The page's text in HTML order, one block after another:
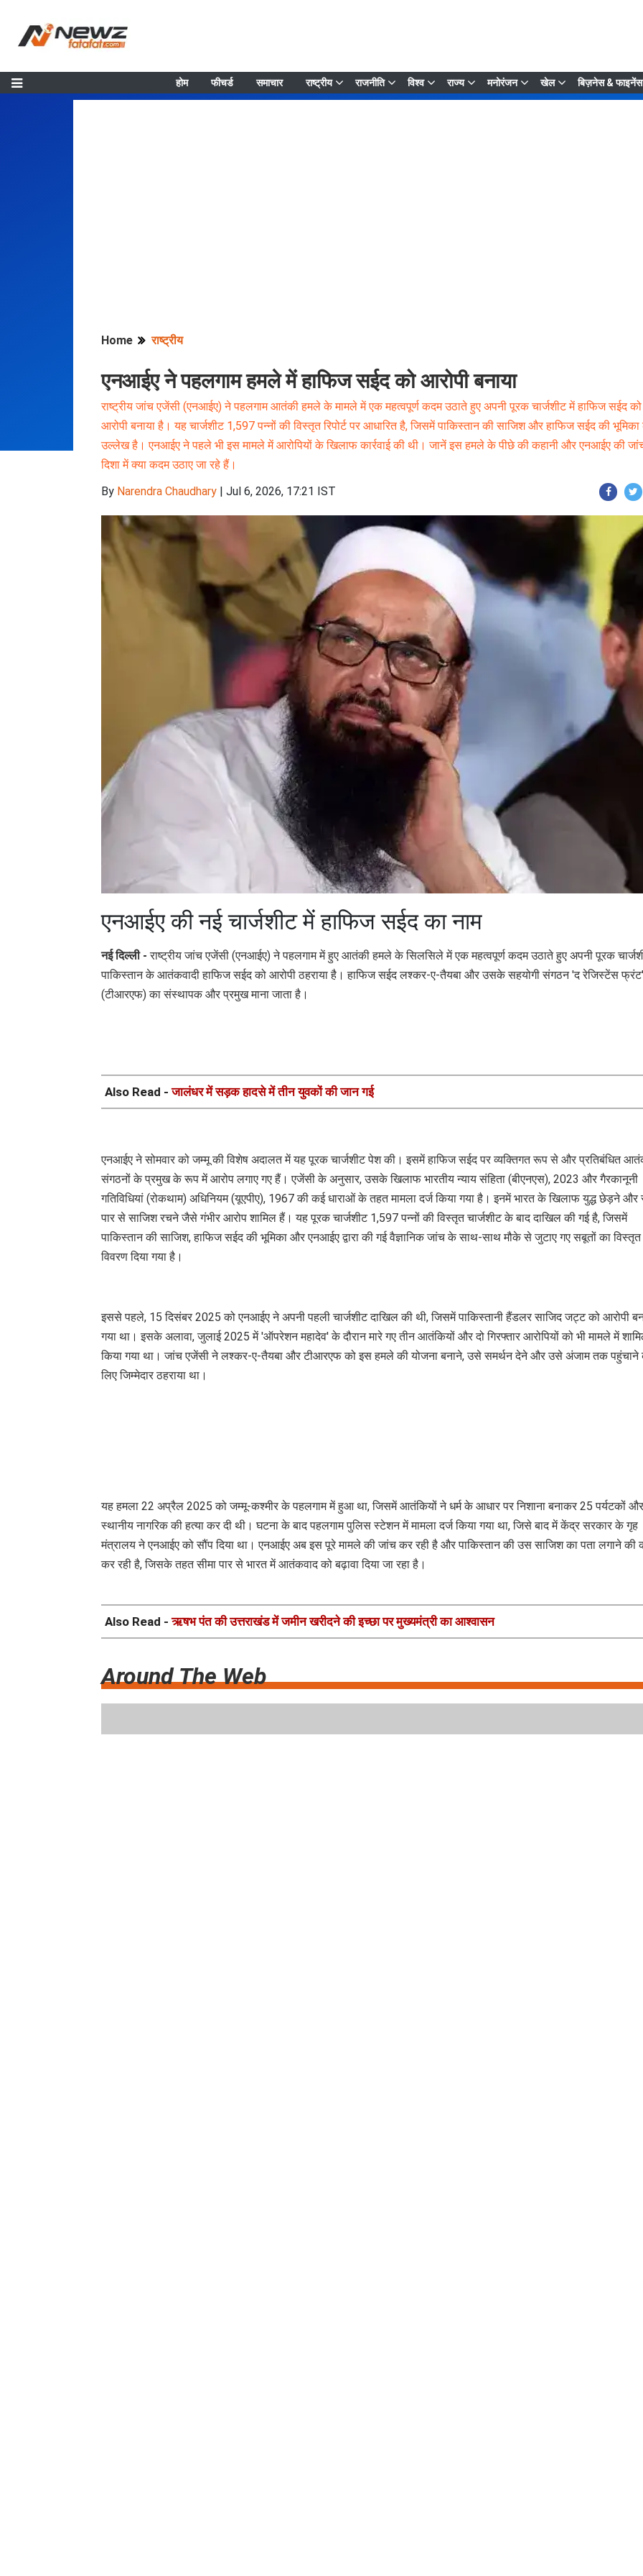
होम फीचर्ड समाचार राष्ट्रीय राजनीति विश्व राज्य मनोरंजन खेल बिज़नेस & फाइनेंस
Home राष्ट्रीय
एनआईए ने पहलगाम हमले में हाफिज सईद को आरोपी बनाया
राष्ट्रीय जांच एजेंसी (एनआईए) ने पहलगाम आतंकी हमले के मामले में एक महत्वपूर्ण कदम उठाते हुए अपनी पूरक चार्जशीट में हाफिज सईद को
आरोपी बनाया है। यह चार्जशीट 1,597 पन्नों की विस्तृत रिपोर्ट पर आधारित है, जिसमें पाकिस्तान की साजिश और हाफिज सईद की भूमिका
उल्लेख है। एनआईए ने पहले भी इस मामले में आरोपियों के खिलाफ कार्रवाई की थी। जानें इस हमले के पीछे की कहानी और एनआईए की
दिशा में क्या कदम उठाए जा रहे हैं।
By Narendra Chaudhary | Jul 6, 2026, 17:21 IST
एनआईए की नई चार्जशीट में हाफिज सईद का नाम
नई दिल्ली - राष्ट्रीय जांच एजेंसी (एनआईए) ने पहलगाम में हुए आतंकी हमले के सिलसिले में एक महत्वपूर्ण कदम उठाते हुए अपनी पूरक
पाकिस्तान के आतंकवादी हाफिज सईद को आरोपी ठहराया है। हाफिज सईद लश्कर-ए-तैयबा और उसके सहयोगी संगठन 'द रेजिस्टेंस फ्रंट'
(टीआरएफ) का संस्थापक और प्रमुख माना जाता है।
Also Read -जालंधर में सड़क हादसे में तीन युवकों की जान गई
एनआईए ने सोमवार को जम्मू की विशेष अदालत में यह पूरक चार्जशीट पेश की। इसमें हाफिज सईद पर व्यक्तिगत रूप से और प्रतिबंधित
संगठनों के प्रमुख के रूप में आरोप लगाए गए हैं। एजेंसी के अनुसार, उसके खिलाफ भारतीय न्याय संहिता (बीएनएस), 2023 और गैरकानूनी
गतिविधियां (रोकथाम) अधिनियम (यूएपीए), 1967 की कई धाराओं के तहत मामला दर्ज किया गया है। इनमें भारत के खिलाफ युद्ध छेड़ने और
पार से साजिश रचने जैसे गंभीर आरोप शामिल हैं। यह पूरक चार्जशीट 1,597 पन्नों की विस्तृत चार्जशीट के बाद दाखिल की गई है, जिसमें
पाकिस्तान की साजिश, हाफिज सईद की भूमिका और एनआईए द्वारा की गई वैज्ञानिक जांच के साथ-साथ मौके से जुटाए गए सबूतों का विस्तृत
विवरण दिया गया है।
इससे पहले, 15 दिसंबर 2025 को एनआईए ने अपनी पहली चार्जशीट दाखिल की थी, जिसमें पाकिस्तानी हैंडलर साजिद जट्ट को आरोपी
गया था। इसके अलावा, जुलाई 2025 में 'ऑपरेशन महादेव' के दौरान मारे गए तीन आतंकियों और दो गिरफ्तार आरोपियों को भी मामले में
किया गया था। जांच एजेंसी ने लश्कर-ए-तैयबा और टीआरएफ को इस हमले की योजना बनाने, उसे समर्थन देने और उसे अंजाम तक
लिए जिम्मेदार ठहराया था।
यह हमला 22 अप्रैल 2025 को जम्मू-कश्मीर के पहलगाम में हुआ था, जिसमें आतंकियों ने धर्म के आधार पर निशाना बनाकर 25 पर्यटकों
स्थानीय नागरिक की हत्या कर दी थी। घटना के बाद पहलगाम पुलिस स्टेशन में मामला दर्ज किया गया था, जिसे बाद में केंद्र सरकार के गृह
मंत्रालय ने एनआईए को सौंप दिया था। एनआईए अब इस पूरे मामले की जांच कर रही है और पाकिस्तान की उस साजिश का पता लगाने की
कर रही है, जिसके तहत सीमा पार से भारत में आतंकवाद को बढ़ावा दिया जा रहा है।
Also Read -ऋषभ पंत की उत्तराखंड में जमीन खरीदने की इच्छा पर मुख्यमंत्री का आश्वासन
Around The Web